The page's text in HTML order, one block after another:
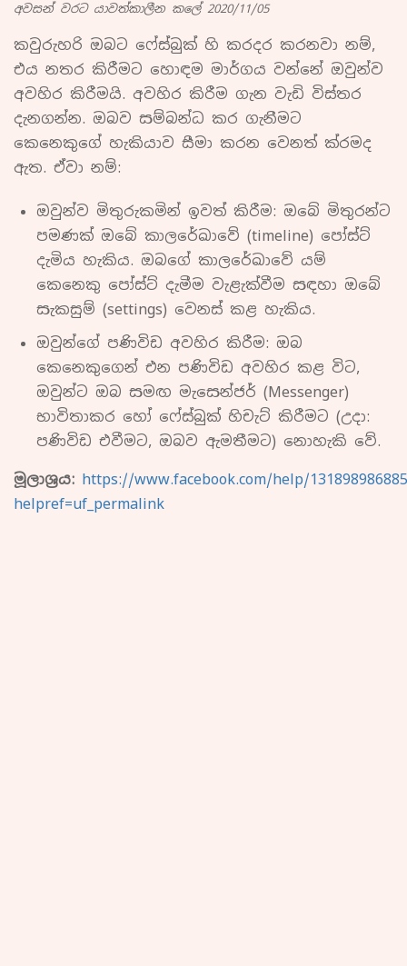
අවසන් වරට යාවත්කාලීන කලේ 2020/11/05
කවුරුහරි ඔබට ෆේස්බුක් හි කරදර කරනවා නම්,
එය නතර කිරීමට හොඳම මාර්ගය වන්නේ ඔවුන්ව
අවහිර කිරීමයි. අවහිර කිරීම ගැන වැඩි විස්තර
දැනගන්න. ඔබව සම්බන්ධ කර ගැනීමට
කෙනෙකුගේ හැකියාව සීමා කරන වෙනත් ක්රමද
ඇත. ඒවා නම්:
ඔවුන්ව මිතුරුකමින් ඉවත් කිරීම: ඔබේ මිතුරන්ට
පමණක් ඔබේ කාලරේඛාවේ (timeline) පෝස්ට්
දැමිය හැකිය. ඔබගේ කාලරේඛාවේ යම්
කෙනෙකු පෝස්ට් දැමීම වැළැක්වීම සඳහා ඔබේ
සැකසුම් (settings) වෙනස් කළ හැකිය.
ඔවුන්ගේ පණිවිඩ අවහිර කිරීම: ඔබ
කෙනෙකුගෙන් එන පණිවිඩ අවහිර කළ විට,
ඔවුන්ට ඔබ සමඟ මැසෙන්ජර් (Messenger)
භාවිතාකර හෝ ෆේස්බුක් හිචැට් කිරීමට (උදා:
පණිවිඩ එවීමට, ඔබව ඇමතීමට) නොහැකි වේ.
මූලාශ්‍රය: https://www.facebook.com/help/
helpref=uf_permalink